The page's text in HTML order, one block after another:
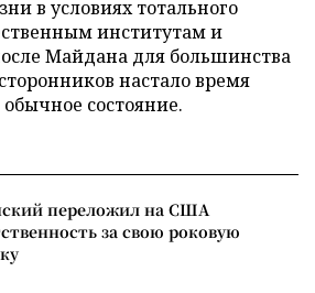
в условиях тотального
институтам и
Майдана для большинства
настало время
состояние.
переложил на США
за свою роковую